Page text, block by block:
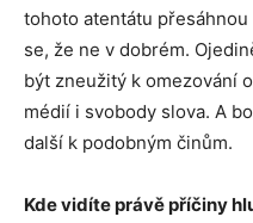
tohoto atentátu přesáhnou
se, že ne v dobrém.
být zneužitý k omezování
médií i svobody slova. A
další k podobným činům.
Kde vidíte právě příčiny